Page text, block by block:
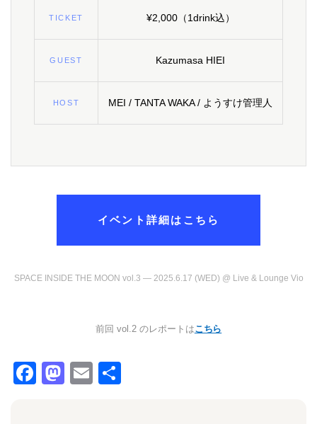
TICKET ¥2,000（1drink込）
GUEST Kazumasa HIEI
HOST MEI / TANTA WAKA / ようすけ管理人
イベント詳細はこちら
SPACE INSIDE THE MOON vol.3 — 2025.6.17 (WED) @ Live & Lounge Vio
前回 vol.2 のレポートはこちら
F M E